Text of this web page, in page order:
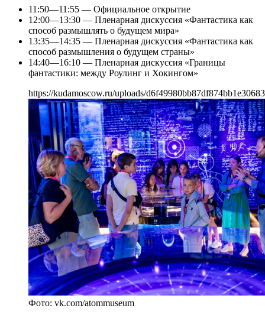
11:50—11:55 — Официальное открытие
12:00—13:30 — Пленарная дискуссия «Фантастика как
способ размышлять о будущем мира»
13:35—14:35 — Пленарная дискуссия «Фантастика как
способ размышления о будущем страны»
14:40—16:10 — Пленарная дискуссия «Границы
фантастики: между Роулинг и Хокингом»
https://kudamoscow.ru/uploads/
Фото: vk.com/atommuseum